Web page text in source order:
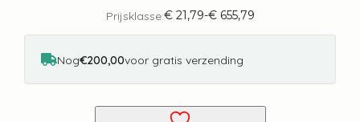
Variant
aantal
Prijsklasse:€21,79-€655,79
Prijsklasse:
€ 21,79
€ 655,79
Nog€200,00voor gratis verzending